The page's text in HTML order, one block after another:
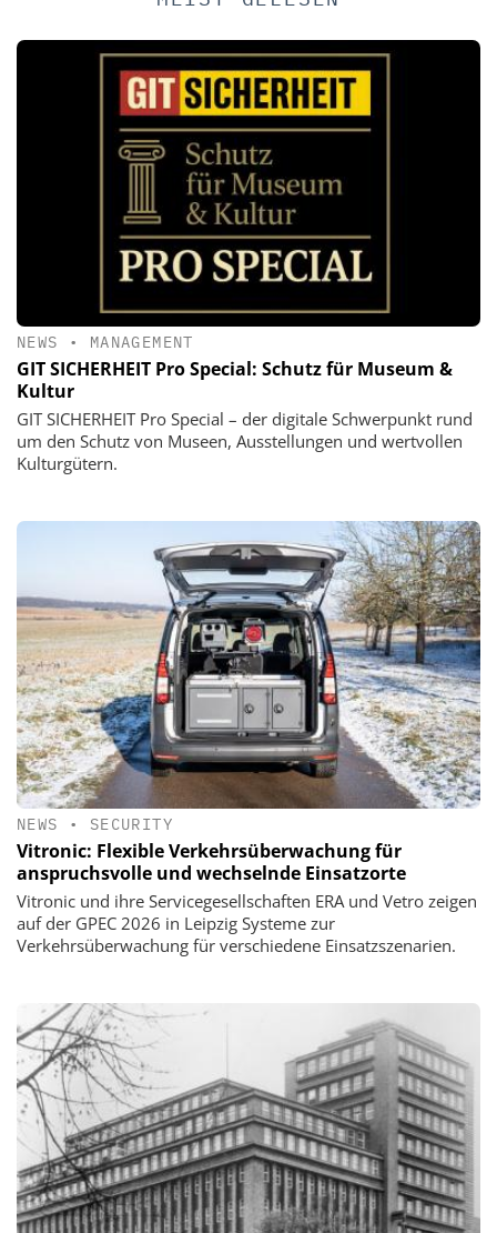
NEWS • MANAGEMENT
GIT SICHERHEIT Pro Special: Schutz für Museum &
Kultur
GIT SICHERHEIT Pro Special – der digitale Schwerpunkt rund
um den Schutz von Museen, Ausstellungen und wertvollen
Kulturgütern.
NEWS • SECURITY
Vitronic: Flexible Verkehrsüberwachung für
anspruchsvolle und wechselnde Einsatzorte
Vitronic und ihre Servicegesellschaften ERA und Vetro zeigen
auf der GPEC 2026 in Leipzig Systeme zur
Verkehrsüberwachung für verschiedene Einsatzszenarien.